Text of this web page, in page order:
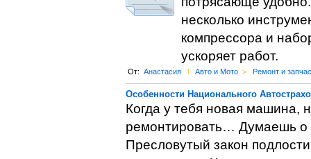
несколько
компрессора и
ускоряет работ.
От: Анастасия l Авто и Мото > Ремонт и
Особенности Национального
Когда у тебя новая машина,
ремонтировать… Думаешь о
Пресловутый закон